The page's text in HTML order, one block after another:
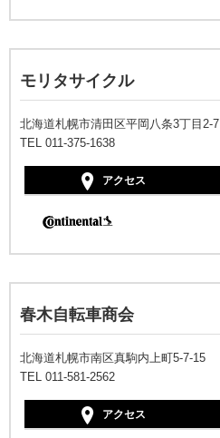
モリタサイクル
北海道札幌市清田区平岡八条3丁目2-7
TEL 011-375-1638
アクセス
春木自転車商会
北海道札幌市南区真駒内上町5-7-15
TEL 011-581-2562
アクセス